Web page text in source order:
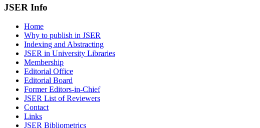
JSER Info
Home
Why to publish in JSER
Indexing and Abstracting
JSER in University Libraries
Membership
Editorial Office
Editorial Board
Former Editors-in-Chief
JSER List of Reviewers
Contact
Links
JSER Bibliometrics